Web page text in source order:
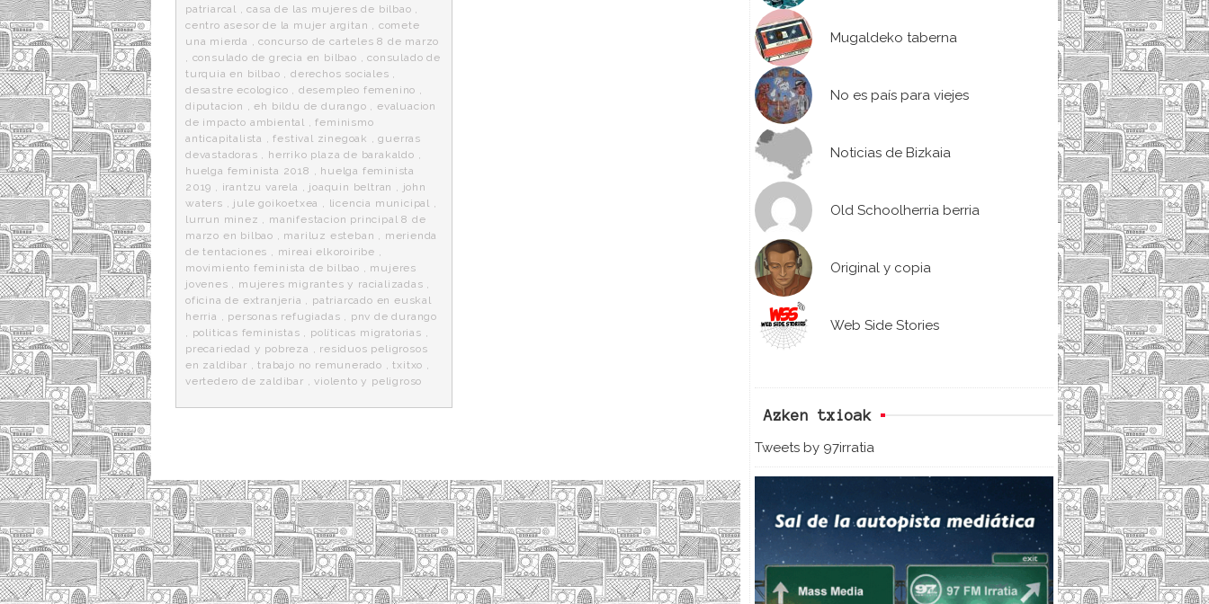
Mugaldeko taberna
No es país para viejes
Noticias de Bizkaia
Old Schoolherria berria
Original y copia
Web Side Stories
Azken txioak
Tweets by 97irratia
patriarcal
,casa de las mujeres de bilbao
centro asesor de la mujer argitan
comete
una mierda
,concurso de carteles 8 de marzo
consulado de grecia en bilbao ,consulado de
turquia en bilbao ,derechos sociales
desastre ecologico
desempleo femenino
diputacion
,eh bildu de durango ,evaluacion
de impacto ambiental
,feminismo
anticapitalista
,festival zinegoak ,guerras
devastadoras
herriko plaza de barakaldo
huelga feminista 2018
huelga feminista
2019
irantzu varela joaquin beltran
john
waters
jule goikoetxea licencia municipal
lurrun minez
manifestacion principal 8 de
marzo en bilbao
mariluz esteban
merienda
de tentaciones
mireai elkoroiribe
movimiento feminista de bilbao
mujeres
jovenes
mujeres migrantes y racializadas
oficina de extranjeria
patriarcado en euskal
herria
personas refugiadas
pnv de durango
politicas feministas políticas migratorias
precariedad y pobreza
residuos peligrosos
en zaldibar ,trabajo no remunerado ,txitxo
vertedero de zaldibar ,violento y peligroso